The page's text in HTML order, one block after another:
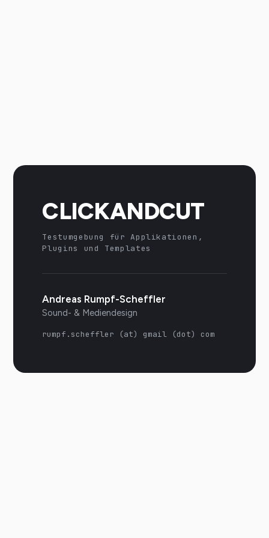
CLICKANDCUT
Testumgebung für Applikationen,
Plugins und Templates
Andreas Rumpf-Scheffler
Sound- & Mediendesign
rumpf.scheffler (at) gmail (dot) com